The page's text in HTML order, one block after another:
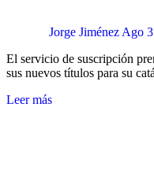
Jorge Jiménez Ago
El servicio de suscripción
sus nuevos títulos para su
Leer más